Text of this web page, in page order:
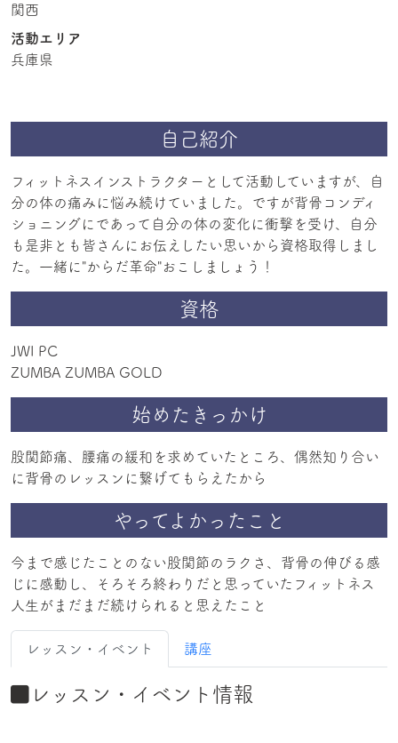
関西
活動エリア
兵庫県
自己紹介
フィットネスインストラクターとして活動していますが、自
分の体の痛みに悩み続けていました。ですが背骨コンディ
ショニングにであって自分の体の変化に衝撃を受け、自分
も是非とも皆さんにお伝えしたい思いから資格取得しまし
た。一緒に"からだ革命"おこしましょう！
資格
JWI PC
始めたきっかけ
股関節痛、腰痛の緩和を求めていたところ、偶然知り合い
に背骨のレッスンに繋げてもらえたから
やってよかったこと
今まで感じたことのない股関節のラクさ、背骨の伸びる感
じに感動し、そろそろ終わりだと思っていたフィットネス
レッスン・イベント 講座
レッスン・イベント情報